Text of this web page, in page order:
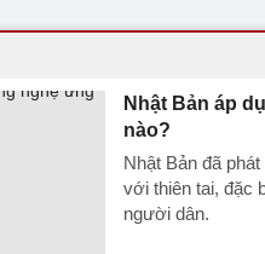
Nhật Bản áp
nào?
Nhật Bản đã
với thiên tai, đặc
người dân.